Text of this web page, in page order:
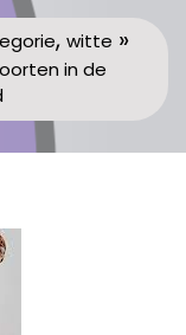
, witte »
in de